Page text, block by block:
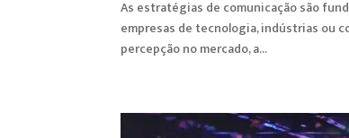
As estratégias de comunicação são
empresas de tecnologia, indústrias ou
percepção no mercado, a...